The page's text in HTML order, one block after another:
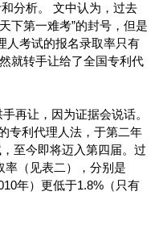
分析。
文中认为，过去
下第一难考”的封号，但是
人考试的报名录取率只有
就转手让给了全国专利代
再让，因为证据会说话。
专利代理人法，于第二年
至今即将迈入第四届。过
率（见表二），分别是
年）更低于1.8%（只有